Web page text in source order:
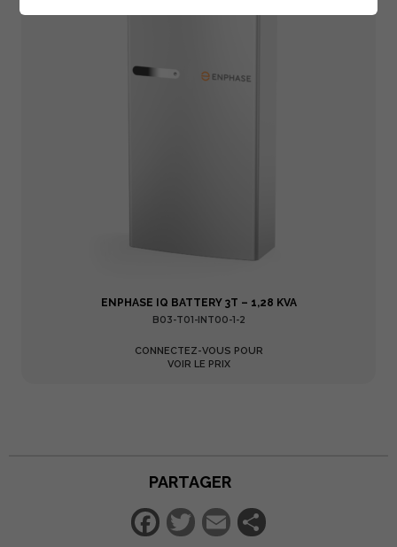
ENPHASE IQ BATTERY 3T – 1,28 KVA
B03-T01-INT00-1-2
CONNECTEZ-VOUS POUR
VOIR LE PRIX
PARTAGER
Facebook
Twitter
Email